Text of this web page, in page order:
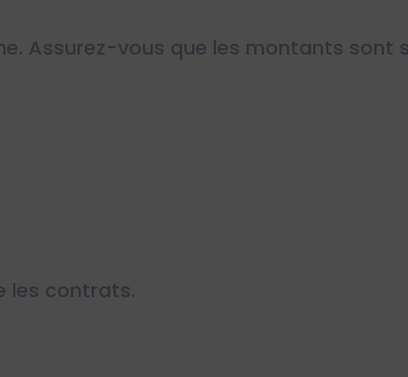
Assurez-vous que les montants sont
les contrats.